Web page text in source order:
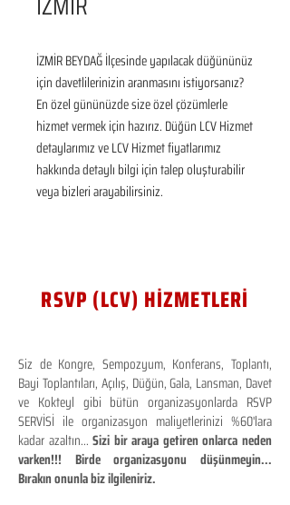
İZMİR BEYDAĞ İlçesinde yapılacak düğününüz
için davetlilerinizin aranmasını istiyorsanız?
En özel gününüzde size özel çözümlerle
hizmet vermek için hazırız. Düğün LCV Hizmet
detaylarımız ve LCV Hizmet fiyatlarımız
hakkında detaylı bilgi için talep oluşturabilir
veya bizleri arayabilirsiniz.
RSVP (LCV) HİZMETLERİ
Siz de Kongre, Sempozyum, Konferans, Toplantı,
Bayi Toplantıları, Açılış, Düğün, Gala, Lansman, Davet
ve Kokteyl gibi bütün organizasyonlarda RSVP
SERVİSİ ile organizasyon maliyetlerinizi %60'lara
kadar azaltın...Sizi bir araya getiren onlarca neden
varken!!! Birde organizasyonu düşünmeyin...
Bırakın onunla biz ilgileniriz.